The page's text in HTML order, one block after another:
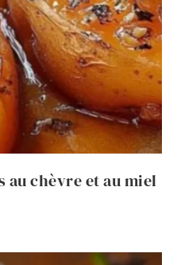
au chèvre et au miel